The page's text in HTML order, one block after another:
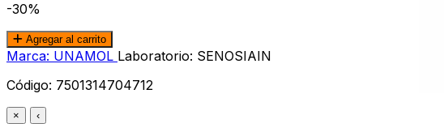
-30%
Agregar al carrito
Marca: UNAMOL Laboratorio: SENOSIAIN
Código: 7501314704712
× ‹